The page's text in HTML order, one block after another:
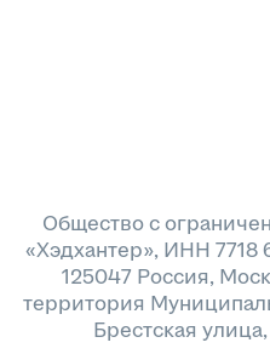
Общество с
«Хэдхантер», ИНН 7718
125047 Россия,
территория
Брестская